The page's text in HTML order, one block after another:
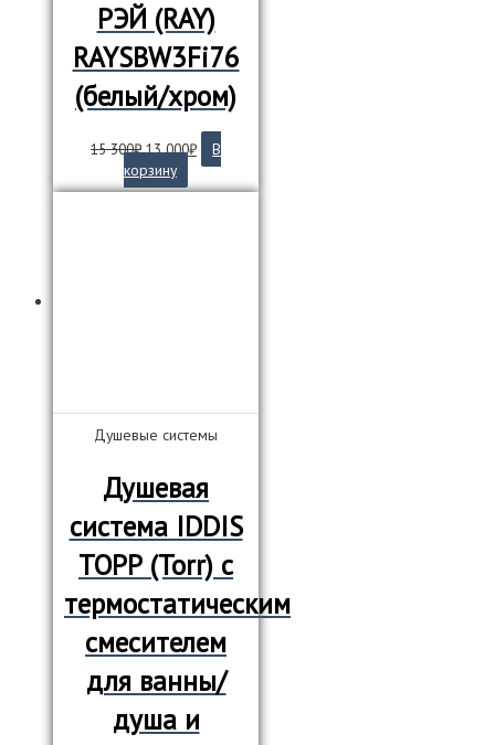
РЭЙ (RAY)
RAYSBW3Fi76
(белый/хром)
15 300₽Первоначальная
цена
составляла
13 000₽Текущая
цена:
13
В
корзину
Душевые системы
Душевая
система IDDIS
ТОРР (Torr) с
термостатическим
смесителем
для ванны/
душа и